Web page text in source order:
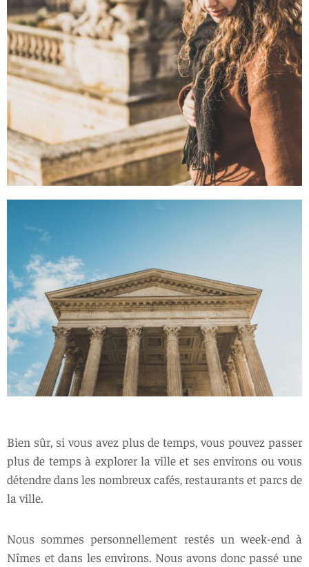
Bien sûr, si vous avez plus de temps, vous pouvez passer
plus de temps à explorer la ville et ses environs ou vous
détendre dans les nombreux cafés, restaurants et parcs de
la ville.
Nous sommes personnellement restés un week-end à
Nîmes et dans les environs. Nous avons donc passé une